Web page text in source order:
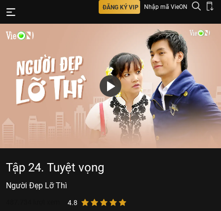
ĐĂNG KÝ VIP Nhập mã VieON
Tập 24. Tuyệt vọng
Người Đẹp Lỡ Thì
4.8